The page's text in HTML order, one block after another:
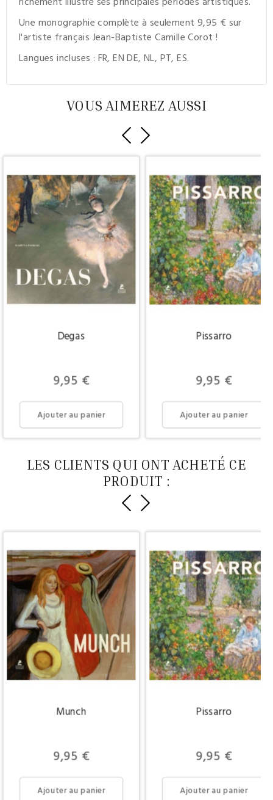
Une monographie complète à seulement 9,95 € sur
l'artiste français Jean-Baptiste Camille Corot !
Langues incluses : FR, EN DE, NL, PT, ES.
VOUS AIMEREZ AUSSI
Degas
Prix
9,95 €
Ajouter au panier
Pissarro
Prix
9,95 €
Ajouter au panier
LES CLIENTS QUI ONT ACHETÉ CE
PRODUIT :
Munch
Prix
9,95 €
Ajouter au panier
Pissarro
Prix
9,95 €
Ajouter au panier